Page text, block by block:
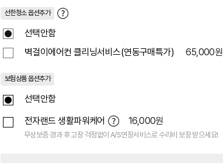
선한청소 옵션추가
선택안함
벽걸이에어컨 클리닝서비스(연동구매특가)
65,000원
보험상품 옵션추가
선택안함
전자랜드 생활파워케어
16,000원
무상보증 경과 후 고장 걱정없이 A/S연장서비스로 수리비 보장 받으세요!